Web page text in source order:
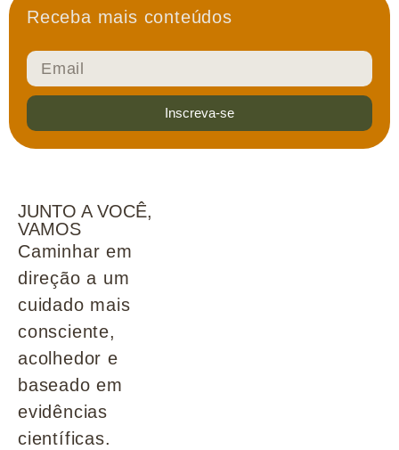
Receba mais conteúdos
Inscreva-se
JUNTO A VOCÊ,
VAMOS
Caminhar em
direção a um
cuidado mais
consciente,
acolhedor e
baseado em
evidências
científicas.